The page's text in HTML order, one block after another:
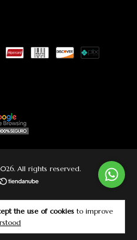
the use of cookies to improve
All rights reserved.